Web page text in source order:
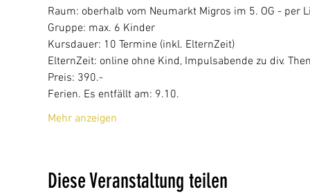
Raum: oberhalb vom Neumarkt Migros im 5. OG - per
Gruppe: max. 6 Kinder
Kursdauer: 10 Termine (inkl. ElternZeit)
ElternZeit: online ohne Kind, Impulsabende zu div.
Preis: 390.-
Ferien. Es entfällt am: 9.10.
Mehr anzeigen
Diese Veranstaltung teilen